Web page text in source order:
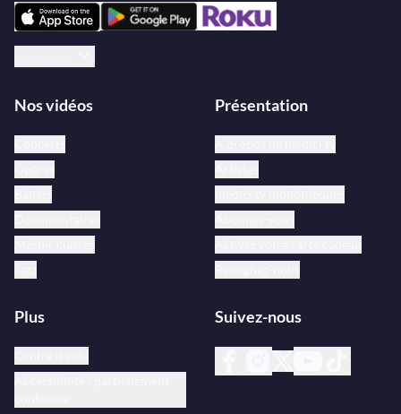
Nos vidéos Présentation
Plus Suivez-nous